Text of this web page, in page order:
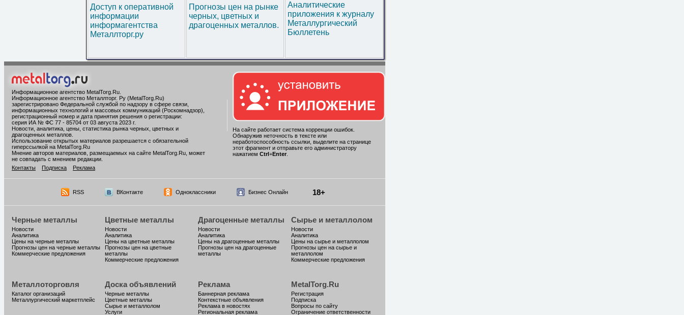
Доступ к оперативной
информации
информагентства
Металлторг.ру
Прогнозы цен на рынке
черных, цветных и
драгоценных металлов.
Аналитические
приложения к журналу
Металлургический
Бюллетень
Информационное агентство MetalTorg.Ru
Информационное агентство Металлторг. Ру (MetalTorg.Ru)
зарегистрировано Федеральной службой по надзору в сфере связи,
информационных технологий и массовых коммуникаций (Роскомнадзор),
регистрационный номер и дата принятия решения о регистрации:
серия ИА № ФС 77 - 85704 от 03 августа 2023 г.
Новости, аналитика, цены, статистика рынка черных, цветных и
драгоценных металлов.
Использование открытых материалов разрешается с обязательной
гиперссылкой на MetalTorg.Ru
Мнение авторов материалов, размещаемых на сайте MetalTorg.Ru, может
не совпадать с мнением редакции.
Контакты
Подписка Реклама
На сайте работает система коррекции ошибок.
Обнаружив неточность в тексте или
неработоспособность ссылки, выделите на странице
этот фрагмент и отправьте его администратору
нажатием Ctrl +Enter.
RSS ВКонтакте Одноклассники Бизнес Онлайн 18+
Черные металлы
Новости
Аналитика
Цены на черные металлы
Прогнозы цен на черные металлы
Коммерческие предложения
Цветные металлы
Новости
Аналитика
Цены на цветные металлы
Прогнозы цен на цветные
металлы
Коммерческие предложения
Драгоценные металлы
Новости
Аналитика
Цены на драгоценные металлы
Прогнозы цен на драгоценные
металлы
Сырье и металлолом
Новости
Аналитика
Цены на сырье и металлолом
Прогнозы цен на сырье и
металлолом
Коммерческие предложения
Металлоторговля
Каталог организаций
Металлургический маркетплейс
Доска объявлений
Черные металлы
Цветные металлы
Сырье и металлолом
Услуги
Реклама
Баннерная реклама
Контекстные объявления
Реклама в новостях
Региональная реклама
MetalTorg.Ru
Регистрация
Подписка
Вопросы по сайту
Ограничение ответственности